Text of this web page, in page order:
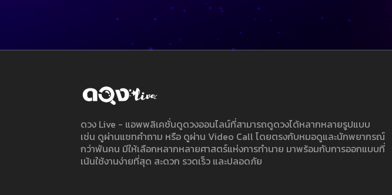
ดวง Live - แอพพลิเคชั่นดูดวงออนไลน์ที่สามารถดูดวงได้หลากหลายรูปแบบ
เช่น ดูผ่านแชทคำถาม หรือ ดูผ่าน Video Call โดยตรงกับหมอดูและนักพยากรณ์
กว่าพันคน มีให้เลือกหลากหลายศาสตร์แห่งการทำนาย มาพร้อมกับการออกแบบที่
เน้นใช้งานง่ายที่สุด สะดวก รวดเร็ว และปลอดภัย